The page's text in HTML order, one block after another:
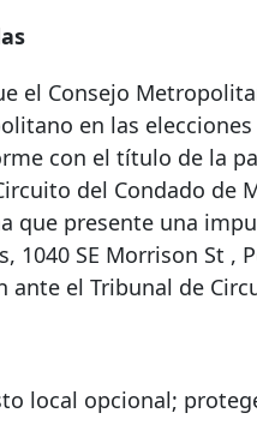
el Consejo
en las
con el título de la
del Condado de
que presente una
1040 SE Morrison St ,
ante el Tribunal de
local opcional;